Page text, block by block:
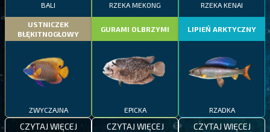
BALI
USTNICZEK
BŁĘKITNOGŁOWY
ZWYCZAJNA
CZYTAJ WIĘCEJ
RZEKA MEKONG
GURAMI OLBRZYMI
EPICKA
CZYTAJ WIĘCEJ
RZEKA KENAI
LIPIEŃ ARKTYCZNY
RZADKA
CZYTAJ WIĘCEJ